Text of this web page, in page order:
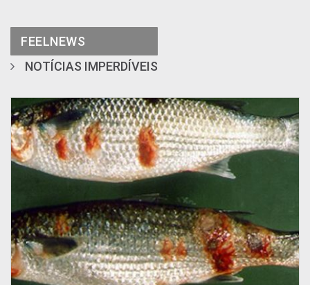
FEELNEWS
NOTÍCIAS IMPERDÍVEIS